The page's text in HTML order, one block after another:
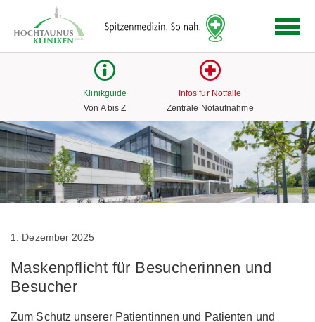
Link
zur
Startseite
Klinikguide
Von A bis Z
Infos für Notfälle
Zentrale Notaufnahme
1. Dezember 2025
Maskenpflicht für Besucherinnen und
Besucher
Zum Schutz unserer Patientinnen und Patienten und